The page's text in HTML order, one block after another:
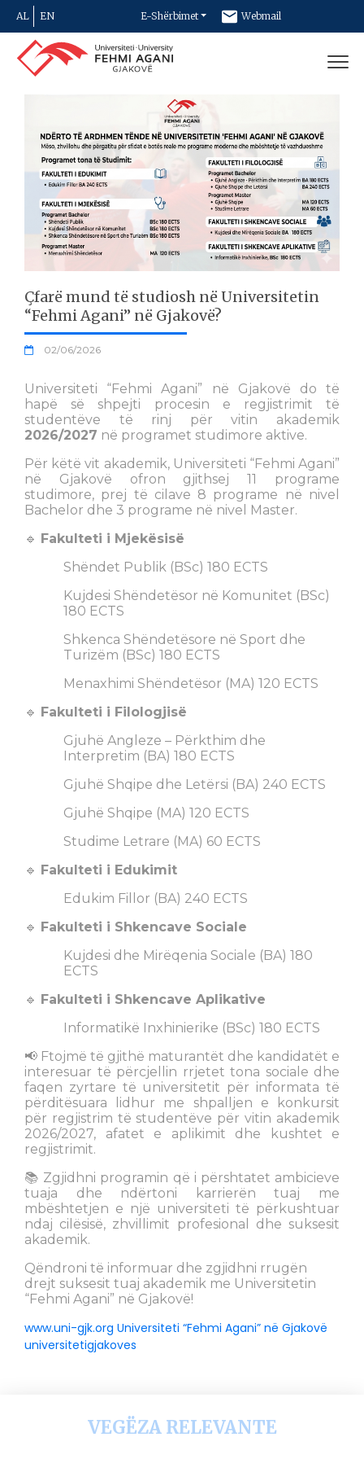
AL EN E-Shërbimet Webmail
Newsletter
Çfarë mund të studiosh në Universitetin
“Fehmi Agani” në Gjakovë?
02/06/2026
Universiteti “Fehmi Agani” në Gjakovë do të
hapë së shpejti procesin e regjistrimit të
studentëve të rinj për vitin akademik
2026/2027 në programet studimore aktive.
Për këtë vit akademik, Universiteti “Fehmi Agani”
në Gjakovë ofron gjithsej 11 programe
studimore, prej të cilave 8 programe në nivel
Bachelor dhe 3 programe në nivel Master.
🔹 Fakulteti i Mjekësisë
Shëndet Publik (BSc) 180 ECTS
Kujdesi Shëndetësor në Komunitet (BSc)
180 ECTS
Shkenca Shëndetësore në Sport dhe
Turizëm (BSc) 180 ECTS
Menaxhimi Shëndetësor (MA) 120 ECTS
🔹 Fakulteti i Filologjisë
Gjuhë Angleze – Përkthim dhe
Interpretim (BA) 180 ECTS
Gjuhë Shqipe dhe Letërsi (BA) 240 ECTS
Gjuhë Shqipe (MA) 120 ECTS
Studime Letrare (MA) 60 ECTS
🔹 Fakulteti i Edukimit
Edukim Fillor (BA) 240 ECTS
🔹 Fakulteti i Shkencave Sociale
Kujdesi dhe Mirëqenia Sociale (BA) 180
ECTS
🔹 Fakulteti i Shkencave Aplikative
Informatikë Inxhinierike (BSc) 180 ECTS
📢 Ftojmë të gjithë maturantët dhe kandidatët e
interesuar të përcjellin rrjetet tona sociale dhe
faqen zyrtare të universitetit për informata të
përditësuara lidhur me shpalljen e konkursit
për regjistrim të studentëve për vitin akademik
2026/2027, afatet e aplikimit dhe kushtet e
regjistrimit.
📚 Zgjidhni programin që i përshtatet ambicieve
tuaja dhe ndërtoni karrierën tuaj me
mbështetjen e një universiteti të përkushtuar
ndaj cilësisë, zhvillimit profesional dhe suksesit
akademik.
Qëndroni të informuar dhe zgjidhni rrugën
drejt suksesit tuaj akademik me Universitetin
“Fehmi Agani” në Gjakovë!
www.uni-gjk.org Universiteti “Fehmi Agani” në Gjakovë
universitetigjakoves
VEGËZA RELEVANTE